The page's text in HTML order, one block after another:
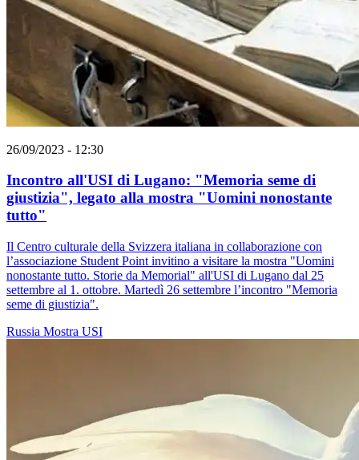
26/09/2023 - 12:30
Incontro all'USI di Lugano: "Memoria seme di
giustizia", legato alla mostra "Uomini nonostante
tutto"
Il Centro culturale della Svizzera italiana in collaborazione con
l’associazione Student Point invitino a visitare la mostra "Uomini
nonostante tutto. Storie da Memorial" all'USI di Lugano dal 25
settembre al 1. ottobre. Martedì 26 settembre l’incontro "Memoria
seme di giustizia".
Russia Mostra USI